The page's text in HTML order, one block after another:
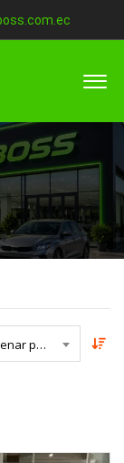
Ordenar por Fecha